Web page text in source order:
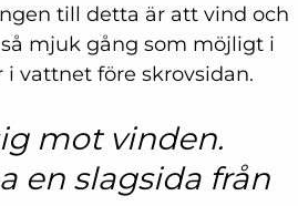
till detta är att vind och
mjuk gång som möjligt i
vattnet före skrovsidan.
mot vinden.
en slagsida från